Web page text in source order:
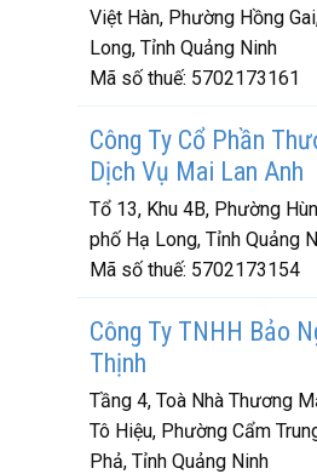
Việt Hàn, Phường Hồng
Long, Tỉnh Quảng Ninh
Mã số thuế: 5702173161
Công Ty Cổ Phần
Dịch Vụ Mai Lan Anh
Tổ 13, Khu 4B, Phường
phố Hạ Long, Tỉnh Quảng
Mã số thuế: 5702173154
Công Ty TNHH Bảo
Thịnh
Tầng 4, Toà Nhà Thương
Tô Hiệu, Phường Cẩm
Phả, Tỉnh Quảng Ninh